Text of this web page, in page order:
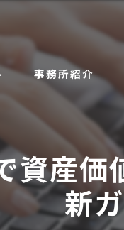
事務所紹介
資産
新